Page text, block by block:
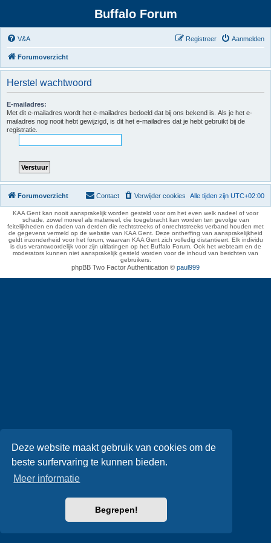
Deze website maakt gebruik van cookies om de
beste surfervaring te kunnen bieden.
Meer informatie
Begrepen!
Buffalo Forum
V&A Aanmelden
Registreer
Forumoverzicht
Herstel wachtwoord
E-mailadres:
Met dit e-mailadres wordt het e-mailadres bedoeld dat bij ons bekend is. Als je het e-
mailadres nog nooit hebt gewijzigd, is dit het e-mailadres dat je hebt gebruikt bij de
registratie.
Forumoverzicht Alle tijden zijn UTC+02:00
Verwijder cookies
Contact
KAA Gent kan nooit aansprakelijk worden gesteld voor om het even welk nadeel of voor
schade, zowel moreel als materieel, die toegebracht kan worden ten gevolge van
feitelijkheden en daden van derden die rechtstreeks of onrechtstreeks verband houden met
de gegevens vermeld op de website van KAA Gent. Deze ontheffing van aansprakelijkheid
geldt inzonderheid voor het forum, waarvan KAA Gent zich volledig distantieert. Elk individu
is dus verantwoordelijk voor zijn uitlatingen op het Buffalo Forum. Ook het webteam en de
moderators kunnen niet aansprakelijk gesteld worden voor de inhoud van berichten van
gebruikers.
phpBB Two Factor Authentication © paul999